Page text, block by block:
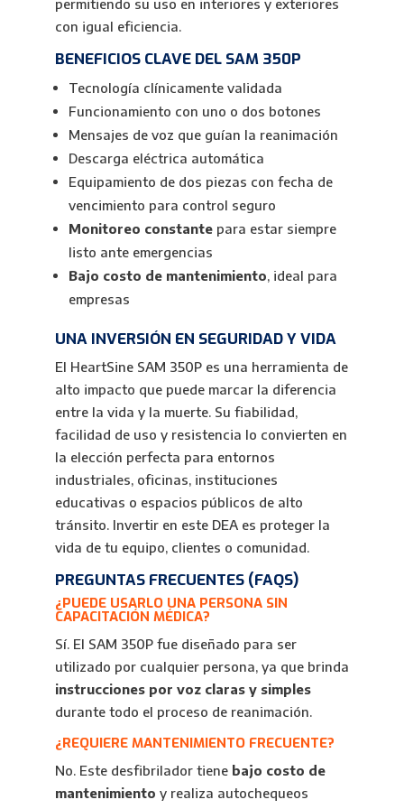
permitiendo su uso en interiores y exteriores
con igual eficiencia.
BENEFICIOS CLAVE DEL SAM 350P
Tecnología clínicamente validada
Funcionamiento con uno o dos botones
Mensajes de voz que guían la reanimación
Descarga eléctrica automática
Equipamiento de dos piezas con fecha de
vencimiento para control seguro
Monitoreo constantepara estar siempre
listo ante emergencias
Bajo costo de mantenimiento, ideal para
empresas
UNA INVERSIÓN EN SEGURIDAD Y VIDA
El HeartSine SAM 350P es una herramienta de
alto impacto que puede marcar la diferencia
entre la vida y la muerte. Su fiabilidad,
facilidad de uso y resistencia lo convierten en
la elección perfecta para entornos
industriales, oficinas, instituciones
educativas o espacios públicos de alto
tránsito. Invertir en este DEA es proteger la
vida de tu equipo, clientes o comunidad.
PREGUNTAS FRECUENTES (FAQS)
¿PUEDE USARLO UNA PERSONA SIN
CAPACITACIÓN MÉDICA?
Sí. El SAM 350P fue diseñado para ser
utilizado por cualquier persona, ya que brinda
instrucciones por voz claras y simples
durante todo el proceso de reanimación.
¿REQUIERE MANTENIMIENTO FRECUENTE?
No. Este desfibrilador tiene bajo costo de
mantenimiento y realiza autochequeos